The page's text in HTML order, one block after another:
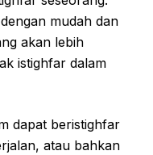
mudah dan
akan lebih
istighfar dalam
dapat beristighfar
atau bahkan